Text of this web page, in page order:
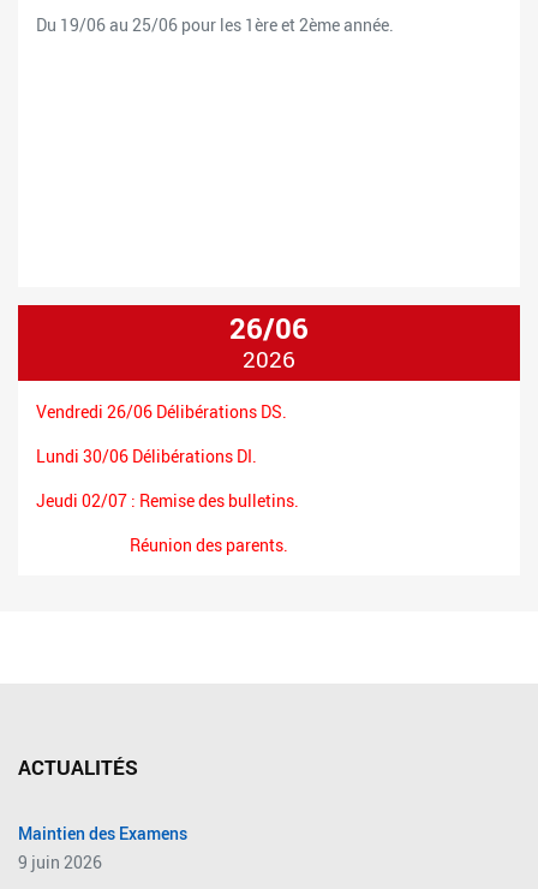
Du 19/06 au 25/06 pour les 1ère et 2ème année.
26/06
2026
Vendredi 26/06 Délibérations DS.
Lundi 30/06 Délibérations DI.
Jeudi 02/07 : Remise des bulletins.
Réunion des parents.
ACTUALITÉS
Maintien des Examens
9 juin 2026